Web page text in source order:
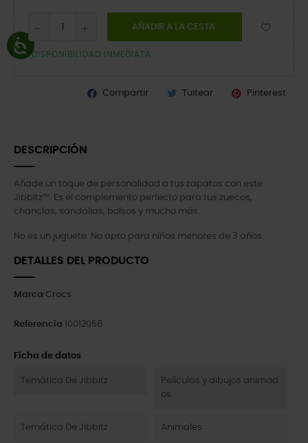
AÑADIR A LA CESTA
DISPONIBILIDAD INMEDIATA
Compartir Tuitear Pinterest
DESCRIPCIÓN
Añade un toque de personalidad a tus zapatos con este
Jibbitz™. Es el complemento perfecto para tus zuecos,
chanclas, sandalias, bolsos y mucho más.
No es un juguete. No apto para niños menores de 3 años.
DETALLES DEL PRODUCTO
Marca Crocs
Referencia 10012056
Ficha de datos
Temática De Jibbitz
Películas y dibujos animad
os
Temática De Jibbitz Animales